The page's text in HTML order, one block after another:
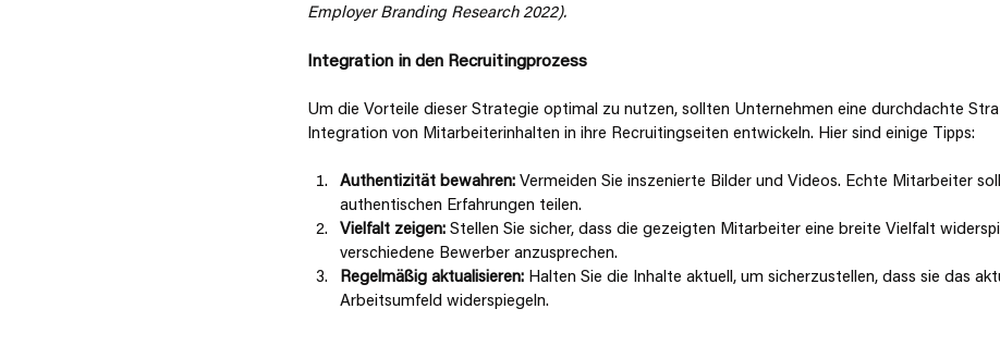
Employer Branding Research 2022).
Integration in den Recruitingprozess
Um die Vorteile dieser Strategie optimal zu nutzen, sollten Unternehmen eine durchdachte
Integration von Mitarbeiterinhalten in ihre Recruitingseiten entwickeln. Hier sind einige Tipps:
Authentizität bewahren: Vermeiden Sie inszenierte Bilder und Videos. Echte Mitarbeiter
authentischen Erfahrungen teilen.
Vielfalt zeigen: Stellen Sie sicher, dass die gezeigten Mitarbeiter eine breite Vielfalt
verschiedene Bewerber anzusprechen.
Regelmäßig aktualisieren: Halten Sie die Inhalte aktuell, um sicherzustellen, dass sie das
Arbeitsumfeld widerspiegeln.